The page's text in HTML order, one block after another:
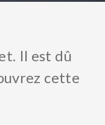
Il est dû
cette